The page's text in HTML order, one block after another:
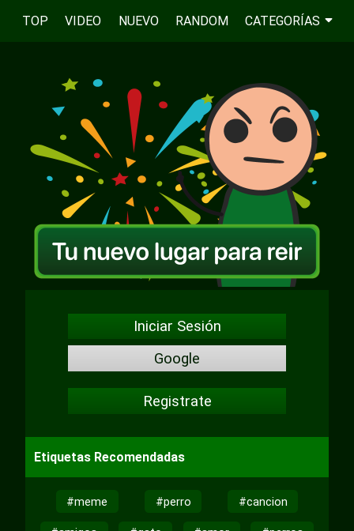
TOP VIDEO NUEVO RANDOM CATEGORÍAS
Iniciar Sesión
Google
Registrate
Etiquetas Recomendadas
#meme #perro #cancion